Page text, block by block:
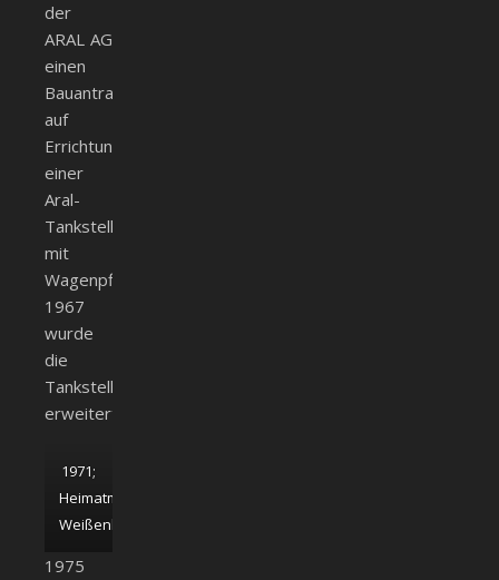
der
ARAL AG
einen
Bauantrag
auf
Errichtung
einer
Aral-
Tankstelle
mit
Wagenpflege.
1967
wurde
die
Tankstelle
erweitert.
1971;
Heimatmuseum
Weißenhorn
1975